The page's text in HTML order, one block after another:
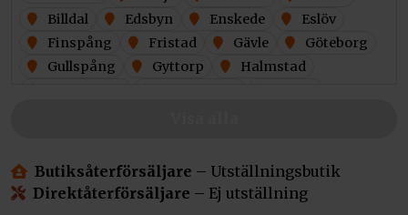
Billdal
Edsbyn Enskede
Eslöv
Finspång
Fristad Gävle
Göteborg
Gullspång
Gyttorp
Halmstad
Krokom
Linköping
Ljungby
Löddeköpinge
Butiksåterförsäljare – Utställningsbutik
Direktåterförsäljare – Ej utställning